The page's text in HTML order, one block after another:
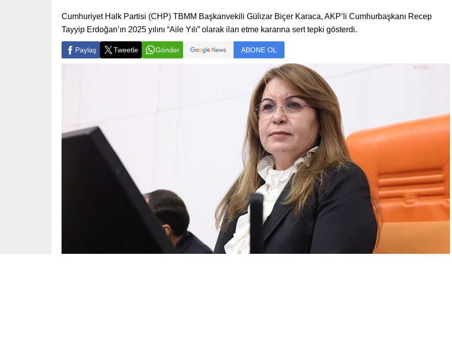
Cumhuriyet Halk Partisi (CHP) TBMM Başkanvekili Gülizar Biçer Karaca, AKP’li Cumhurbaşkanı Recep
Tayyip Erdoğan’ın 2025 yılını “Aile Yılı” olarak ilan etme kararına sert tepki gösterdi.
Paylaş Tweetle Gönder ABONE OL